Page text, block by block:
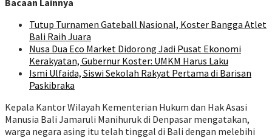
Tutup Turnamen Gateball Nasional, Koster Bangga Atlet
Bali Raih Juara
Nusa Dua Eco Market Didorong Jadi Pusat Ekonomi
Kerakyatan, Gubernur Koster: UMKM Harus Laku
Ismi Ulfaida, Siswi Sekolah Rakyat Pertama di Barisan
Paskibraka
Kepala Kantor Wilayah Kementerian Hukum dan Hak Asasi
Manusia Bali Jamaruli Manihuruk di Denpasar mengatakan,
warga negara asing itu telah tinggal di Bali dengan melebihi